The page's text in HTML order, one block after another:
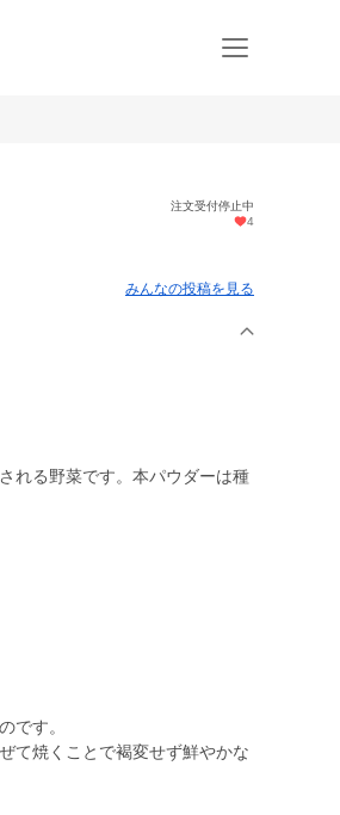
注文受付停止中
4
みんなの投稿を見る
れる野菜です。本パウダーは種
です。
て焼くことで褐変せず鮮やかな